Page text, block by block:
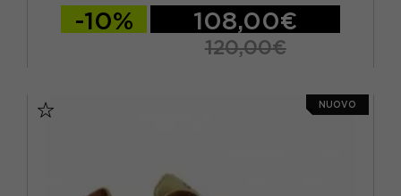
EUR 38.5 / US 6
EUR 40.5 / US 7.5
-10% 108,00€
120,00€
NUOVO